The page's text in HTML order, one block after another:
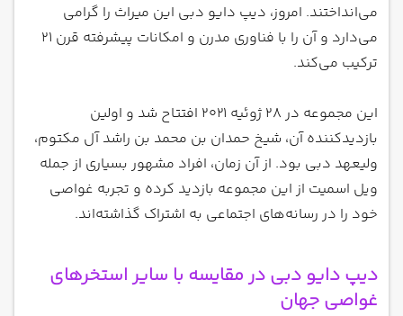
می‌انداختند. امروز، دیپ دایو دبی این میراث را گرامی
می‌دارد و آن را با فناوری مدرن و امکانات پیشرفته قرن 21
ترکیب می‌کند.
این مجموعه در 28 ژوئیه 2021 افتتاح شد و اولین
بازدیدکننده آن، شیخ حمدان بن محمد بن راشد آل مکتوم،
ولیعهد دبی بود. از آن زمان، افراد مشهور بسیاری از جمله
ویل اسمیت از این مجموعه بازدید کرده و تجربه غواصی
خود را در رسانه‌های اجتماعی به اشتراک گذاشته‌اند.
دیپ دایو دبی در مقایسه با سایر استخرهای
غواصی جهان